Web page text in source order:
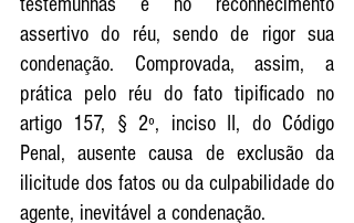
assertivo do réu, sendo de rigor sua
condenação. Comprovada, assim, a
prática pelo réu do fato tipificado no
artigo 157, § 2º, inciso II, do Código
Penal, ausente causa de exclusão da
ilicitude dos fatos ou da culpabilidade do
agente, inevitável a condenação.